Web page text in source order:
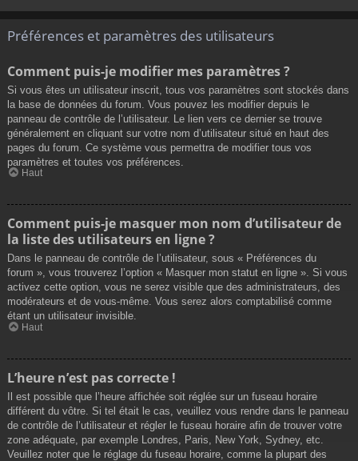
Préférences et paramètres des utilisateurs
Comment puis-je modifier mes paramètres ?
Si vous êtes un utilisateur inscrit, tous vos paramètres sont stockés dans
la base de données du forum. Vous pouvez les modifier depuis le
panneau de contrôle de l’utilisateur. Le lien vers ce dernier se trouve
généralement en cliquant sur votre nom d’utilisateur situé en haut des
pages du forum. Ce système vous permettra de modifier tous vos
paramètres et toutes vos préférences.
Haut
Comment puis-je masquer mon nom d’utilisateur de
la liste des utilisateurs en ligne ?
Dans le panneau de contrôle de l’utilisateur, sous « Préférences du
forum », vous trouverez l’option « Masquer mon statut en ligne ». Si vous
activez cette option, vous ne serez visible que des administrateurs, des
modérateurs et de vous-même. Vous serez alors comptabilisé comme
étant un utilisateur invisible.
Haut
L’heure n’est pas correcte !
Il est possible que l’heure affichée soit réglée sur un fuseau horaire
différent du vôtre. Si tel était le cas, veuillez vous rendre dans le panneau
de contrôle de l’utilisateur et régler le fuseau horaire afin de trouver votre
zone adéquate, par exemple Londres, Paris, New York, Sydney, etc.
Veuillez noter que le réglage du fuseau horaire, comme la plupart des